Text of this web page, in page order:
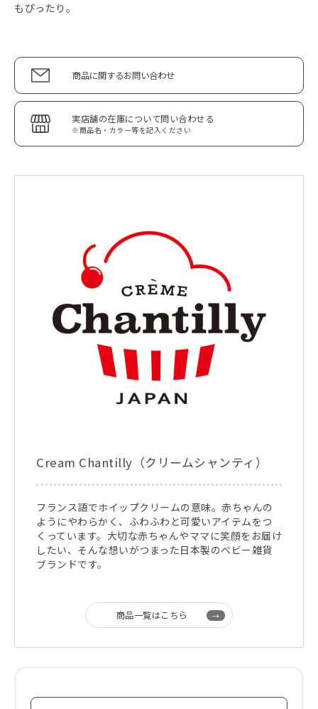
もぴったり。
商品に関するお問い合わせ
実店舗の在庫について問い合わせる
※商品名・カラー等を記入ください
Cream Chantilly（クリームシャンティ）
フランス語でホイップクリームの意味。赤ちゃんの
ようにやわらかく、ふわふわと可愛いアイテムをつ
くっています。大切な赤ちゃんやママに笑顔をお届け
したい、そんな想いがつまった日本製のベビー雑貨
ブランドです。
商品一覧はこちら